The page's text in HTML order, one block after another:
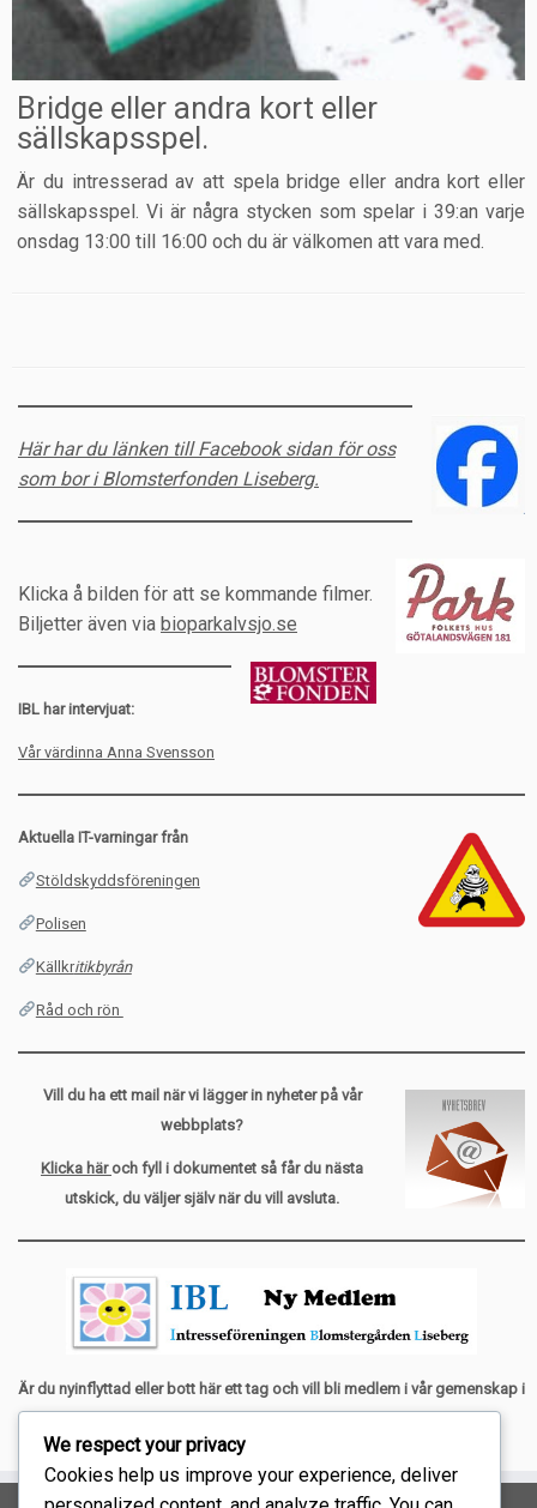
Bridge eller andra kort eller
sällskapsspel.
Är du intresserad av att spela bridge eller andra kort eller
sällskapsspel. Vi är några stycken som spelar i 39:an varje
onsdag 13:00 till 16:00 och du är välkomen att vara med.
Här har du länken till Facebook sidan för oss
som bor i Blomsterfonden Liseberg.
Klicka å bilden för att se kommande filmer.
Biljetter även via bioparkalvsjo.se
IBL har intervjuat:
Vår värdinna Anna Svensson
Aktuella IT-varningar från
Stöldskyddsföreningen
Polisen
Källkritikbyrån
Råd och rön
Vill du ha ett mail när vi lägger in nyheter på vår
webbplats?
Klicka här och fyll i dokumentet så får du nästa
utskick, du väljer själv när du vill avsluta.
Är du nyinflyttad eller bott här ett tag och vill bli medlem i vår gemenskap i
We respect your privacy
Cookies help us improve your experience, deliver